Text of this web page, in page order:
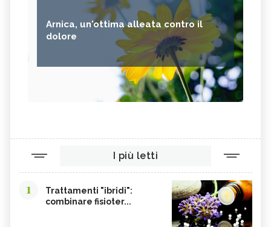
Arnica, un'ottima alleata contro il
dolore
I più letti
1
Trattamenti "ibridi":
combinare fisioter...